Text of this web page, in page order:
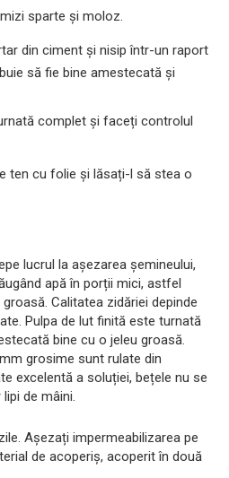
sparte și moloz.
din ciment și nisip într-un raport
să fie bine amestecată și
complet și faceți controlul
ten cu folie și lăsați-l să stea o
lucrul la așezarea șemineului,
apă în porții mici, astfel
Calitatea zidăriei depinde
Pulpa de lut finită este turnată
bine cu o jeleu groasă.
grosime sunt rulate din
excelentă a soluției, bețele nu se
de mâini.
Așezați impermeabilizarea pe
de acoperiș, acoperit în două